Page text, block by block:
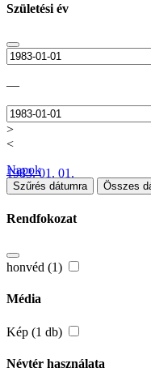
Születési év
—
>
<
1983. 01. 01.
Napok
Szűrés dátumra Összes
Rendfokozat
honvéd (1)
Média
Kép (1 db)
Névtér használata